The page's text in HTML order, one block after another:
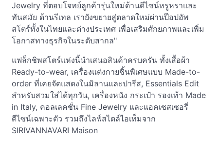
Jewelry ที่ตอบโจทย์ลูกค้ารุ่นใหม่ด้านดีไซน์หรูหราและ
ทันสมัย ด้านรีเทล เรายังขยายสู่ตลาดใหม่ผ่านป๊อปอัพ
สโตร์ทั้งในไทยและต่างประเทศ เพื่อเสริมศักยภาพและเพิ่ม
โอกาสทางธุรกิจในระดับสากล"
แฟล็กชิพสโตร์แห่งนี้นำเสนอสินค้าครบครัน ทั้งเสื้อผ้า
Ready-to-wear, เครื่องแต่งกายชิ้นพิเศษแบบ Made-to-
order ที่เคยจัดแสดงในมิลานและปารีส, Essentials Edit
สำหรับสวมใส่ได้ทุกวัน, เครื่องหนัง กระเป๋า รองเท้า Made
in Italy, คอลเลคชั่น Fine Jewelry และแอคเซสเซอรี่
ดีไซน์เฉพาะตัว รวมถึงไลฟ์สไตล์ไอเท็มจาก
SIRIVANNAVARI Maison